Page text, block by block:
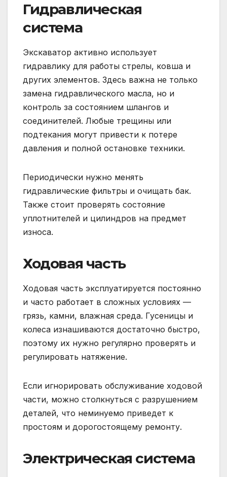
Гидравлическая
система
Экскаватор активно использует
гидравлику для работы стрелы, ковша и
других элементов. Здесь важна не только
замена гидравлического масла, но и
контроль за состоянием шлангов и
соединителей. Любые трещины или
подтекания могут привести к потере
давления и полной остановке техники.
Периодически нужно менять
гидравлические фильтры и очищать бак.
Также стоит проверять состояние
уплотнителей и цилиндров на предмет
износа.
Ходовая часть
Ходовая часть эксплуатируется постоянно
и часто работает в сложных условиях —
грязь, камни, влажная среда. Гусеницы и
колеса изнашиваются достаточно быстро,
поэтому их нужно регулярно проверять и
регулировать натяжение.
Если игнорировать обслуживание ходовой
части, можно столкнуться с разрушением
деталей, что неминуемо приведет к
простоям и дорогостоящему ремонту.
Электрическая система